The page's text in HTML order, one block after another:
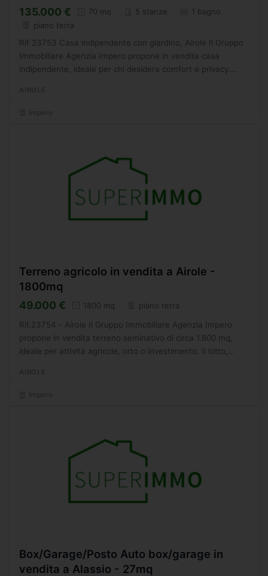
135.000 € 70 mq 5 stanze
1 bagno
piano terra
Rif 23753 Casa indipendente con giardino, Airole Il Gruppo
Immobiliare Agenzia Impero propone in vendita casa
indipendente, ideale per chi desidera comfort e privacy.
Terreno agricolo in vendita a Airole -
1800mq
49.000 € 1800 mq piano terra
Rif.23754 - Airole Il Gruppo Immobiliare Agenzia Impero
propone in vendita terreno seminativo di circa 1.800 mq,
ideale per attività agricole, orto o investimento. Il lotto,
Box/Garage/Posto Auto box/garage in
vendita a Alassio - 27mq